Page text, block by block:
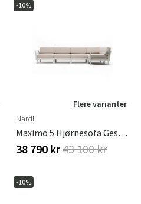
-10%
Flere varianter
Nardi
Maximo 5 Hjørnesofa Gesso - Perla
38 790 kr43 100 kr
-10%